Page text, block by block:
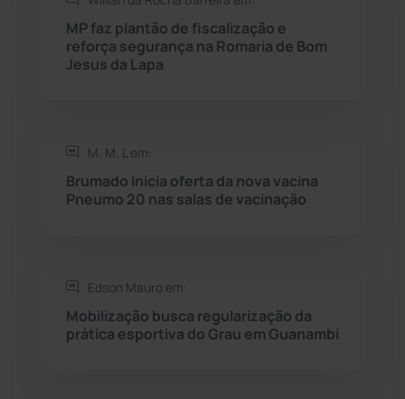
Rio do Antônio
Rio do Pires
Seabra
Sudoeste Baiano
MP faz plantão de fiscalização e
reforça segurança na Romaria de Bom
Jesus da Lapa
M. M. L em:
Brumado inicia oferta da nova vacina
Pneumo 20 nas salas de vacinação
Edson Mauro em:
Mobilização busca regularização da
prática esportiva do Grau em Guanambi